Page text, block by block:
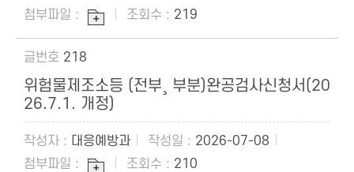
219
218
위험물제조소등 (전부¸ 부분)완공검사신청서(20
26.7.1. 개정)
대응예방과
2026-07-08
210